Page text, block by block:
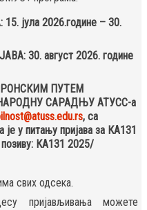
јула 2026.године – 30.
30. август 2026. године
ПУТЕМ
САРАДЊУ АТУСС-а
, са
у питању пријава за КА131
КА131 2025/
свих одсека.
пријављивања можете